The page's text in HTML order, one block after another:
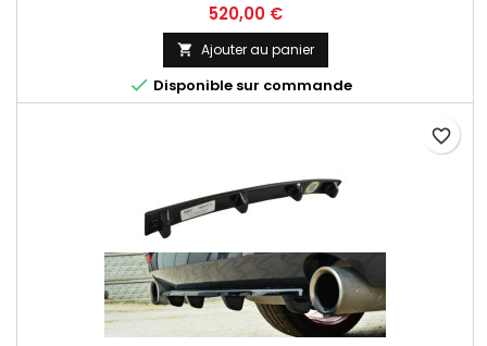
Prix
520,00 €
 Ajouter au panier
 Disponible sur commande
favorite_border